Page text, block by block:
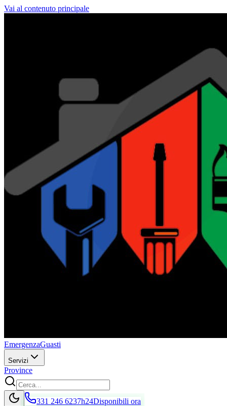
Vai al contenuto principale
EmergenzaGuasti
Servizi
Province
331 246 6237h24Disponibili ora